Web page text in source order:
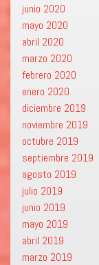
junio 2020
mayo 2020
abril 2020
marzo 2020
febrero 2020
enero 2020
diciembre 2019
noviembre 2019
octubre 2019
septiembre 2019
agosto 2019
julio 2019
junio 2019
mayo 2019
abril 2019
marzo 2019